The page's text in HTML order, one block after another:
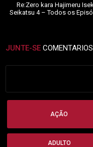
Re:Zero kara Hajimeru
Seikatsu 4 – Todos os
JUNTE-SE COMENTARIOS
AÇÃO
ADULTO